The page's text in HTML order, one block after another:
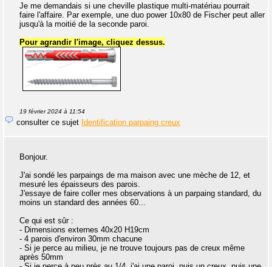
Je me demandais si une cheville plastique multi-matériau pourrait
faire l'affaire. Par exemple, une duo power 10x80 de Fischer peut aller
jusqu'à la moitié de la seconde paroi.
Pour agrandir l'image, cliquez dessus.
19 février 2024 à 11:54
consulter ce sujet Identification parpaing creux
Bonjour.
J'ai sondé les parpaings de ma maison avec une mèche de 12, et
mesuré les épaisseurs des parois.
J'essaye de faire coller mes observations à un parpaing standard, du
moins un standard des années 60...
Ce qui est sûr :
- Dimensions externes 40x20 H19cm
- 4 parois d'environ 30mm chacune
- Si je perce au milieu, je ne trouve toujours pas de creux même
après 50mm